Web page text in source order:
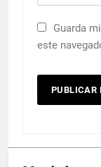
Guarda
este